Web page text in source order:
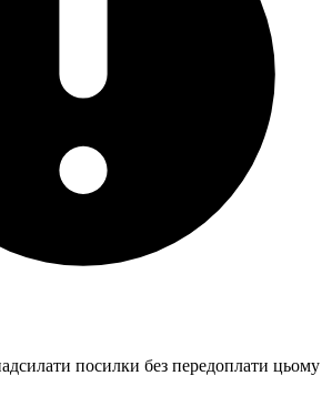
посилки без передоплати цьому